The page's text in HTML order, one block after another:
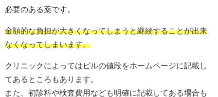
必要のある薬です。
金額的な負担が大きくなってしまうと継続することが出来
なくなってしまいます。
クリニックによってはピルの値段をホームページに記載し
てあるところもあります。
また、初診料や検査費用なども明確に記載してある場合も